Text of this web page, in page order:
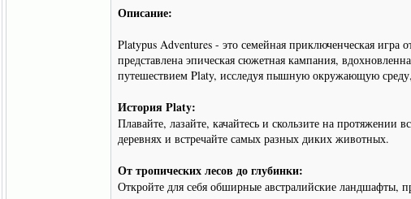
Описание:
Platypus Adventures - это семейная приключенческая
представлена эпическая сюжетная кампания,
путешествием Platy, исследуя пышную окружающую
История Platy:
Плавайте, лазайте, качайтесь и скользите на
деревнях и встречайте самых разных диких животных.
От тропических лесов до глубинки:
Откройте для себя обширные австралийские ландшафты,